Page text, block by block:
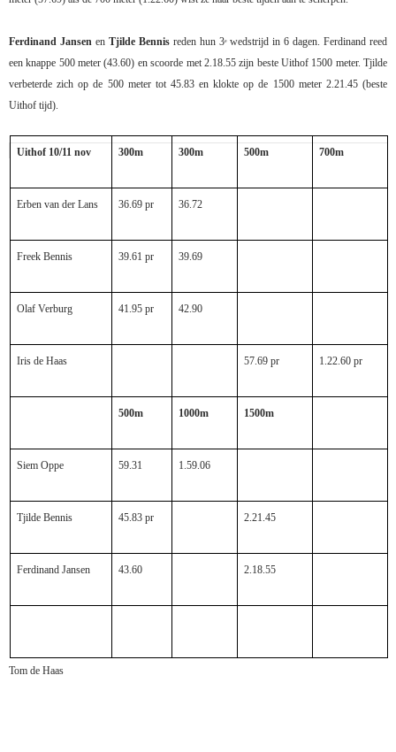
Ferdinand Jansen en Tjilde Bennisreden hun 3ewedstrijd in 6 dagen. Ferdinand reed
een knappe 500 meter (43.60) en scoorde met 2.18.55 zijn beste Uithof 1500 meter. Tjilde
verbeterde zich op de 500 meter tot 45.83 en klokte op de 1500 meter 2.21.45 (beste
Uithof tijd).
Uithof 10/11 nov 300m 300m 500m 700m
Erben van der Lans 36.69 pr 36.72
Freek Bennis 39.61 pr 39.69
Olaf Verburg 41.95 pr 42.90
Iris de Haas 57.69 pr 1.22.60 pr
500m 1000m 1500m
Siem Oppe 59.31 1.59.06
Tjilde Bennis 45.83 pr 2.21.45
Ferdinand Jansen 43.60 2.18.55
Tom de Haas